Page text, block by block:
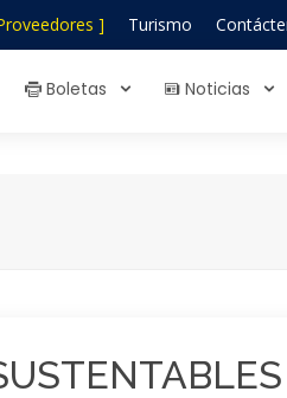
] Turismo
Boletas Noticias